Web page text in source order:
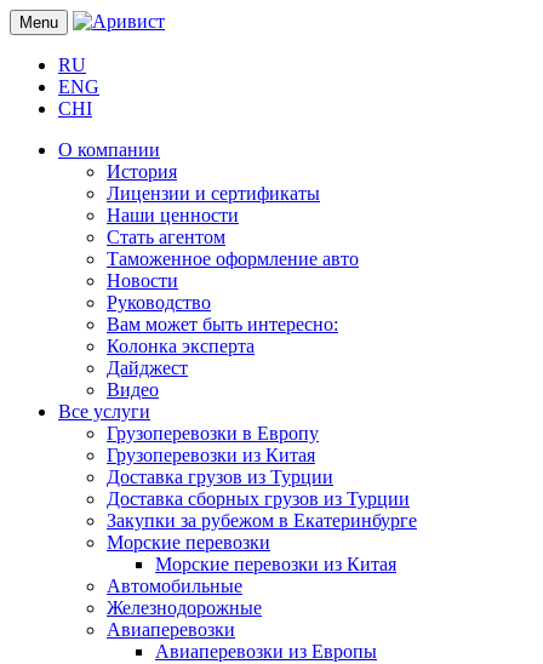
Menu
RU
ENG
CHI
О компании
История
Лицензии и сертификаты
Наши ценности
Стать агентом
Таможенное оформление авто
Новости
Руководство
Вам может быть интересно:
Колонка эксперта
Дайджест
Видео
Все услуги
Грузоперевозки в Европу
Грузоперевозки из Китая
Доставка грузов из Турции
Доставка сборных грузов из Турции
Закупки за рубежом в Екатеринбурге
Морские перевозки
Морские перевозки из Китая
Автомобильные
Железнодорожные
Авиаперевозки
Авиаперевозки из Европы